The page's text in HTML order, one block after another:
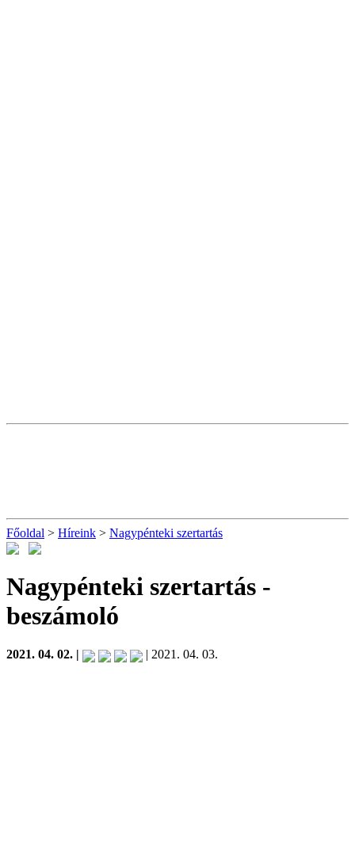
Főoldal > Híreink > Nagypénteki szertartás
Nagypénteki szertartás -
beszámoló
2021. 04. 02. | | 2021. 04. 03.